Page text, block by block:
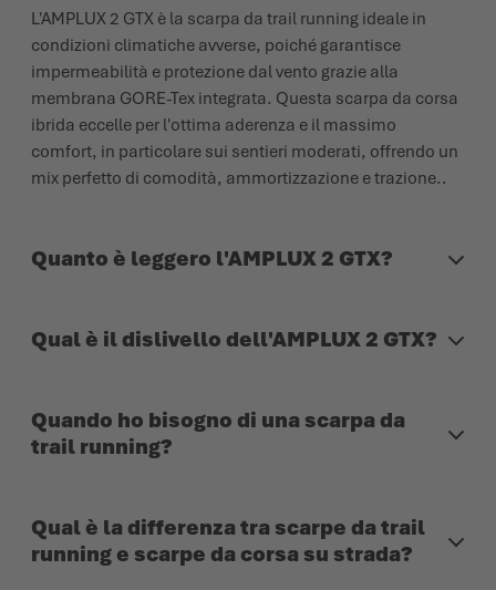
L'AMPLUX 2 GTX è la scarpa da trail running ideale in
condizioni climatiche avverse, poiché garantisce
impermeabilità e protezione dal vento grazie alla
membrana GORE-Tex integrata. Questa scarpa da corsa
ibrida eccelle per l'ottima aderenza e il massimo
comfort, in particolare sui sentieri moderati, offrendo un
mix perfetto di comodità, ammortizzazione e trazione..
Quanto è leggero l'AMPLUX 2 GTX?
Qual è il dislivello dell'AMPLUX 2 GTX?
Quando ho bisogno di una scarpa da
trail running?
Qual è la differenza tra scarpe da trail
running e scarpe da corsa su strada?